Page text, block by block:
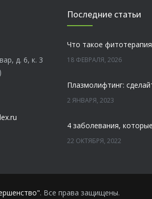
д. 6, к. 3
Последние статьи
Что такое фитотерапия
18 ФЕВРАЛЯ, 2026
2 ЯНВАРЯ, 2023
22 ОКТЯБРЯ, 2022
. Все права защищены.